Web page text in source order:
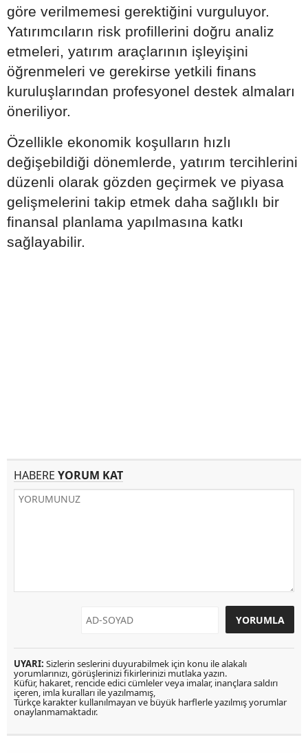
göre verilmemesi gerektiğini vurguluyor.
Yatırımcıların risk profillerini doğru analiz
etmeleri, yatırım araçlarının işleyişini
öğrenmeleri ve gerekirse yetkili finans
kuruluşlarından profesyonel destek almaları
öneriliyor.
Özellikle ekonomik koşulların hızlı
değişebildiği dönemlerde, yatırım tercihlerini
düzenli olarak gözden geçirmek ve piyasa
gelişmelerini takip etmek daha sağlıklı bir
finansal planlama yapılmasına katkı
sağlayabilir.
HABERE YORUM KAT
UYARI: Sizlerin seslerini duyurabilmek için konu ile alakalı
yorumlarınızı, görüşlerinizi fikirlerinizi mutlaka yazın.
Küfür, hakaret, rencide edici cümleler veya imalar, inançlara saldırı
içeren, imla kuralları ile yazılmamış,
Türkçe karakter kullanılmayan ve büyük harflerle yazılmış yorumlar
onaylanmamaktadır.